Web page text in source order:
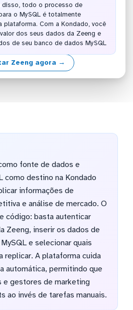
disso, todo o processo de
o MySQL é totalmente
plataforma. Com a Kondado, você
dos seus dados da Zeeng e
de seu banco de dados MySQL
Zeeng agora →
fonte de dados e
como destino na Kondado
informações de
e análise de mercado. O
código: basta autenticar
Zeeng, inserir os dados de
e selecionar quais
replicar. A plataforma cuida
automática, permitindo que
e gestores de marketing
ao invés de tarefas manuais.